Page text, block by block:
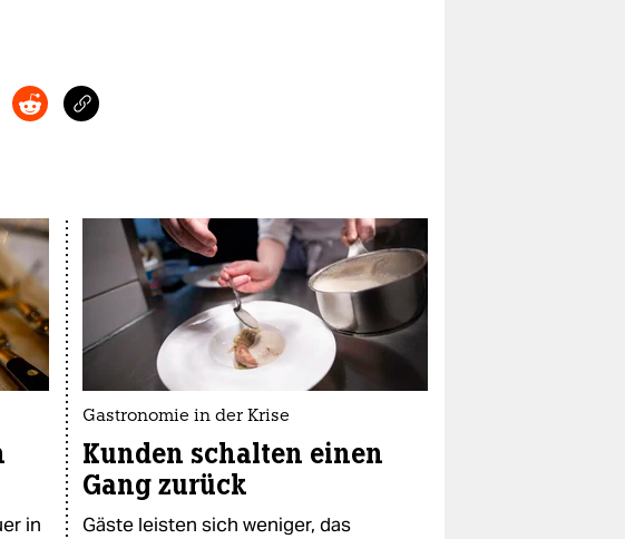
in
Gastronomie in der Krise
Kunden schalten einen
Gang zurück
Gäste leisten sich weniger, das